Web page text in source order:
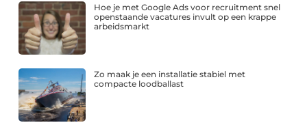
Hoe je met Google Ads voor recruitment snel
openstaande vacatures invult op een krappe
arbeidsmarkt
Zo maak je een installatie stabiel met
compacte loodballast